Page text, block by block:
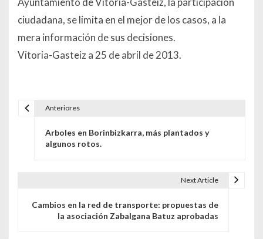
ciudadana, se limita en el mejor de los casos, a la
mera información de sus decisiones.
Vitoria-Gasteiz a 25 de abril de 2013.
Anteriores
Arboles en Borinbizkarra, más plantados y
algunos rotos.
Next Article
Cambios en la red de transporte: propuestas de
la asociación Zabalgana Batuz aprobadas